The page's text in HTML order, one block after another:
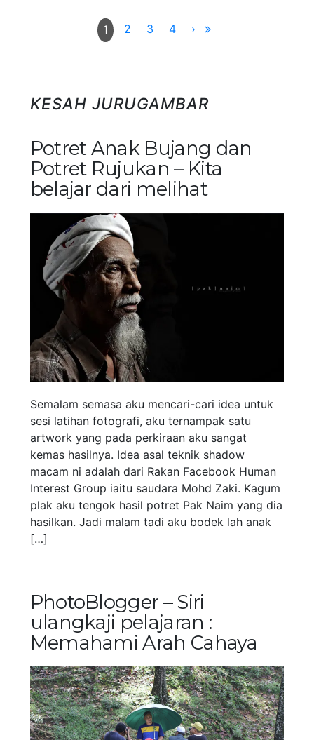
1 2 3 4 ›
KESAH JURUGAMBAR
Potret Anak Bujang dan
Potret Rujukan – Kita
belajar dari melihat
Semalam semasa aku mencari-cari idea untuk
sesi latihan fotografi, aku ternampak satu
artwork yang pada perkiraan aku sangat
kemas hasilnya. Idea asal teknik shadow
macam ni adalah dari Rakan Facebook Human
Interest Group iaitu saudara Mohd Zaki. Kagum
plak aku tengok hasil potret Pak Naim yang dia
hasilkan. Jadi malam tadi aku bodek lah anak
[…]
PhotoBlogger – Siri
ulangkaji pelajaran :
Memahami Arah Cahaya